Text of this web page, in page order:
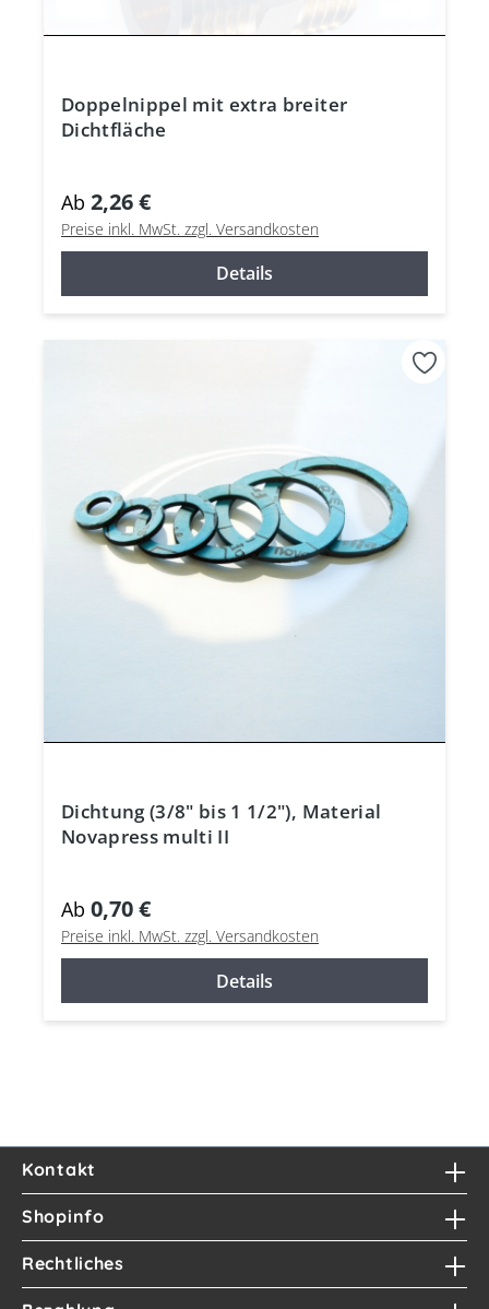
Doppelnippel mit extra breiter
Dichtfläche
Ab 2,26 €
Preise inkl. MwSt. zzgl. Versandkosten
Details
Dichtung (3/8" bis 1 1/2"), Material
Novapress multi II
Ab 0,70 €
Preise inkl. MwSt. zzgl. Versandkosten
Details
Kontakt
Shopinfo
Rechtliches